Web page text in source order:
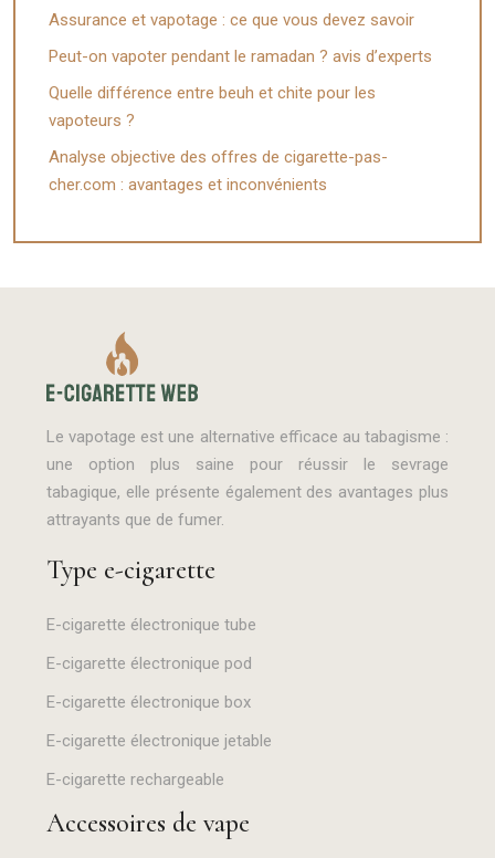
Assurance et vapotage : ce que vous devez savoir
Peut-on vapoter pendant le ramadan ? avis d’experts
Quelle différence entre beuh et chite pour les
vapoteurs ?
Analyse objective des offres de cigarette-pas-
cher.com : avantages et inconvénients
Le vapotage est une alternative efficace au tabagisme :
une option plus saine pour réussir le sevrage
tabagique, elle présente également des avantages plus
attrayants que de fumer.
Type e-cigarette
E-cigarette électronique tube
E-cigarette électronique pod
E-cigarette électronique box
E-cigarette électronique jetable
E-cigarette rechargeable
Accessoires de vape